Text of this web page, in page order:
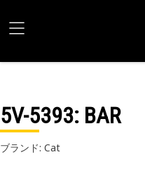
5V-5393: BAR
ブランド: Cat